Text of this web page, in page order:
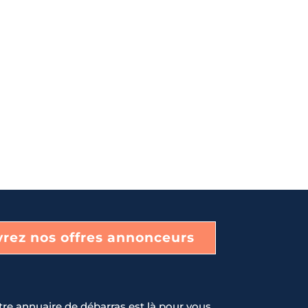
nos offres annonceurs